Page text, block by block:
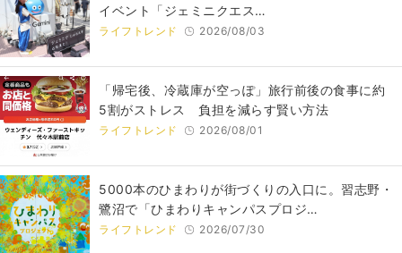
イベント「ジェミニクエス…
ライフトレンド 2026/08/03
「帰宅後、冷蔵庫が空っぽ」旅行前後の食事に約
5割がストレス 負担を減らす賢い方法
ライフトレンド 2026/08/01
5000本のひまわりが街づくりの入口に。習志野・
鷺沼で「ひまわりキャンパスプロジ…
ライフトレンド 2026/07/30